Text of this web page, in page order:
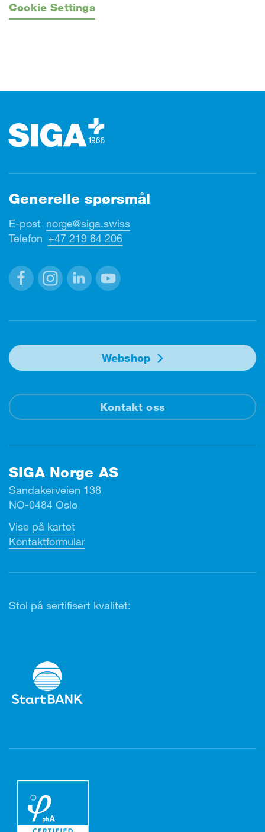
Cookie Settings
Generelle spørsmål
E-post norge@siga.swiss
Telefon +47 219 84 206
Webshop
Kontakt oss
SIGA Norge AS
Sandakerveien 138
NO-0484 Oslo
Vise på kartet
Kontaktformular
Stol på sertifisert kvalitet: